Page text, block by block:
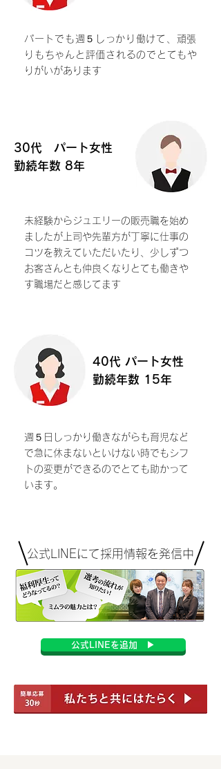
​パートでも週５しっかり働けて、頑張
りもちゃんと評価されるのでとてもや
りがいがあります
30代 パート女性
勤続年数 8年
未経験からジュエリーの販売職を始め
ましたが上司や先輩方が丁寧に仕事の
コツを教えていただいたり、少しずつ
お客さんとも仲良くなりとても働きや
す職場だと感じてます
40代 パート女性
勤続年数 15年
​週５日しっかり働きながらも育児など
で急に休まないといけない時でもシフ
トの変更ができるのでとても助かって
います。
公式LINEにて採用情報を発信中
公式LINEを追加 ▶